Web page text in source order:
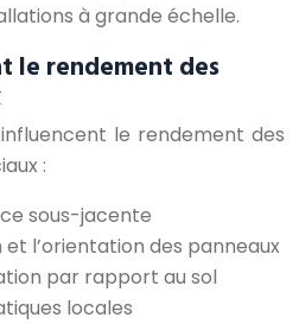
à grande échelle.
le rendement des
le rendement des
:
sous-jacente
et l’orientation des panneaux
par rapport au sol
locales